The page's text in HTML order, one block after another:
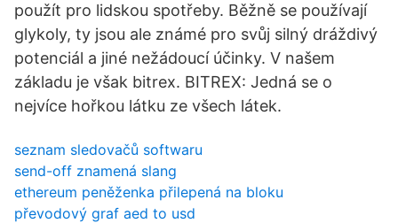
použít pro lidskou spotřeby. Běžně se používají
glykoly, ty jsou ale známé pro svůj silný dráždivý
potenciál a jiné nežádoucí účinky. V našem
základu je však bitrex. BITREX: Jedná se o
nejvíce hořkou látku ze všech látek.
seznam sledovačů softwaru
send-off znamená slang
ethereum peněženka přilepená na bloku
převodový graf aed to usd